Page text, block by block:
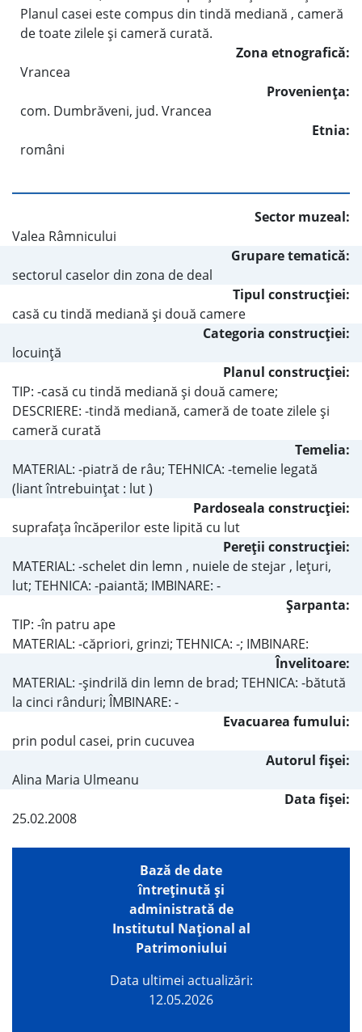
Planul casei este compus din tindă mediană , cameră
de toate zilele şi cameră curată.
Zona etnografică:
Vrancea
Provenienţa:
com. Dumbrăveni, jud. Vrancea
Etnia:
români
Sector muzeal:
Valea Râmnicului
Grupare tematică:
sectorul caselor din zona de deal
Tipul construcţiei:
casă cu tindă mediană şi două camere
Categoria construcţiei:
locuinţă
Planul construcţiei:
TIP: -casă cu tindă mediană şi două camere;
DESCRIERE: -tindă mediană, cameră de toate zilele şi
cameră curată
Temelia:
MATERIAL: -piatră de râu; TEHNICA: -temelie legată
(liant întrebuinţat : lut )
Pardoseala construcţiei:
suprafaţa încăperilor este lipită cu lut
Pereţii construcţiei:
MATERIAL: -schelet din lemn , nuiele de stejar , leţuri,
lut; TEHNICA: -paiantă; IMBINARE: -
Şarpanta:
TIP: -în patru ape
MATERIAL: -căpriori, grinzi; TEHNICA: -; IMBINARE:
Învelitoare:
MATERIAL: -şindrilă din lemn de brad; TEHNICA: -bătută
la cinci rânduri; ÎMBINARE: -
Evacuarea fumului:
prin podul casei, prin cucuvea
Autorul fişei:
Alina Maria Ulmeanu
Data fișei:
25.02.2008
Bază de date
întreţinută şi
administrată de
Institutul Național al
Patrimoniului
Data ultimei actualizări:
12.05.2026